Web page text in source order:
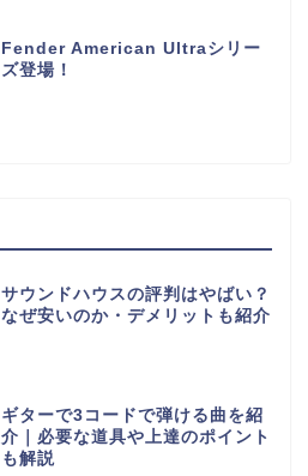
Fender American Ultraシリー
ズ登場！
サウンドハウスの評判はやばい？
なぜ安いのか・デメリットも紹介
ギターで3コードで弾ける曲を紹
介｜必要な道具や上達のポイント
も解説